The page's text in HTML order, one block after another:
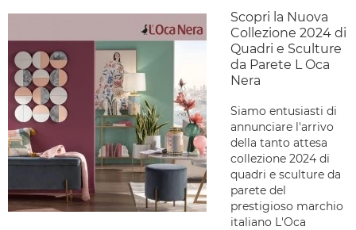
Scopri la Nuova
Collezione 2024 di
Quadri e Sculture
da Parete L Oca
Nera
Siamo entusiasti di
annunciare l'arrivo
della tanto attesa
collezione 2024 di
quadri e sculture da
parete del
prestigioso marchio
italiano L'Oca